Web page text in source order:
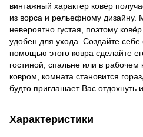
винтажный характер ковёр
из ворса и рельефному дизайну.
невероятно густая, поэтому
удобен для ухода. Создайте себе
помощью этого ковра сделайте
гостиной, спальне или в
ковром, комната становится
будто приглашает Вас отдохнуть
Характеристики